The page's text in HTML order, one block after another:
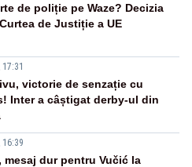
de poliție pe Waze? Decizia
de Justiție a UE
victorie de senzație cu
Inter a câștigat derby-ul din
16:39
mesaj dur pentru Vučić la